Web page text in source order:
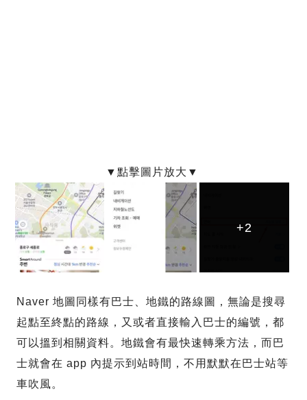
+2
+2
+2
Naver 地圖同樣有巴士、地鐵的路線圖，無論是搜尋
起點至終點的路線，又或者直接輸入巴士的編號，都
可以搵到相關資料。地鐵會有最快速轉乘方法，而巴
士就會在 app 內提示到站時間，不用默默在巴士站等
車吹風。